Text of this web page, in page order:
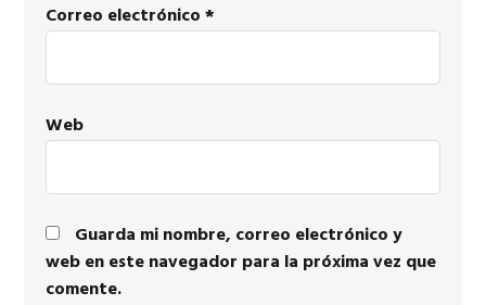
Correo electrónico*
Web
Guarda mi nombre, correo electrónico y
web en este navegador para la próxima vez que
comente.